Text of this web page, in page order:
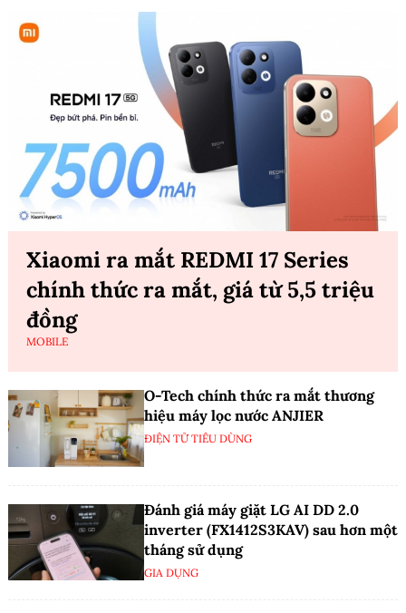
Xiaomi ra mắt REDMI 17 Series
chính thức ra mắt, giá từ 5,5 triệu
đồng
MOBILE
O-Tech chính thức ra mắt thương
hiệu máy lọc nước ANJIER
ĐIỆN TỬ TIÊU DÙNG
Đánh giá máy giặt LG AI DD 2.0
inverter (FX1412S3KAV) sau hơn một
tháng sử dụng
GIA DỤNG